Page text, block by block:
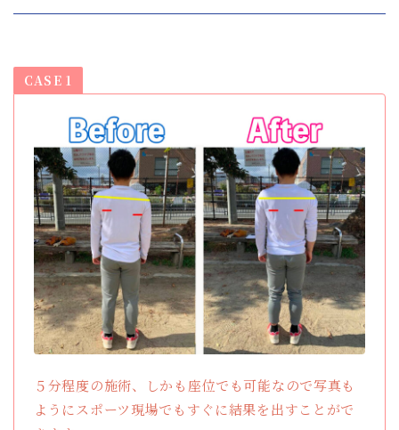
CASE 1
５分程度の施術、しかも座位でも可能なので写真も
ようにスポーツ現場でもすぐに結果を出すことがで